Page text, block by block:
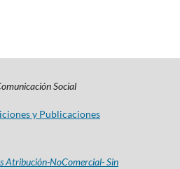
Social
y Publicaciones
Atribución-NoComercial- Sin